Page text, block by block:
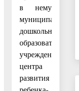
в нему
муниципального
дошкольного
образовательного
учреждения
центра
развития